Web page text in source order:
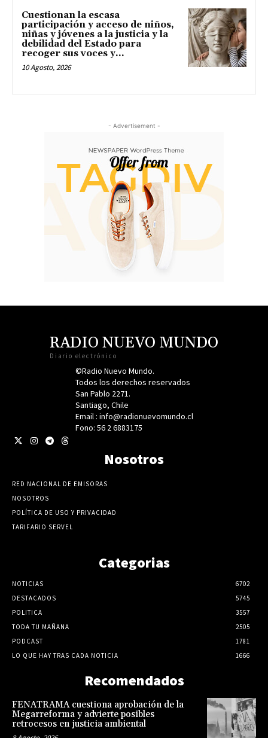
Cuestionan la escasa
participación y acceso de niños,
niñas y jóvenes a la justicia y la
debilidad del Estado para
recoger sus voces y...
10 Agosto, 2026
- Advertisement -
RADIO NUEVO MUNDO
Diario electrónico
©Radio Nuevo Mundo.
Todos los derechos reservados
San Pablo 2271.
Santiago, Chile
Email : info@radionuevomundo.cl
Fono: 56 2 6883175
Nosotros
RED NACIONAL DE EMISORAS
NOSOTROS
POLÍTICA DE USO Y PRIVACIDAD
TARIFARIO SERVEL
Categorias
NOTICIAS
6702
DESTACADOS
5745
POLITICA
3557
TODA TU MAÑANA
2505
PODCAST
1781
LO QUE HAY TRAS CADA NOTICIA
1666
Recomendados
FENATRAMA cuestiona aprobación de la
Megarreforma y advierte posibles
retrocesos en justicia ambiental